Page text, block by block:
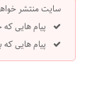
سایت منتشر
پیام هایی
پیام هایی